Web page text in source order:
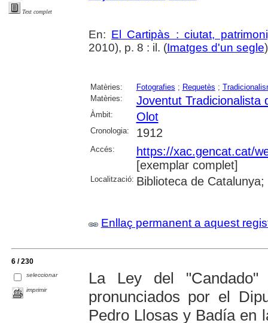
Text complet
En: El Cartipàs : ciutat,
2010), p. 8 : il. (Imatges d'un segle
Matèries: Fotografies ; Requetès ;
Matèries:
Joventut Tradicionalista
Àmbit: Olot
Cronologia: 1912
Accés:
https://xac.gencat.cat/
[exemplar complet]
Localització: Biblioteca de
Enllaç permanent a aquest
6 / 230
seleccionar
imprimir
La Ley del "Candado"
pronunciados por el
Pedro Llosas y Badía en